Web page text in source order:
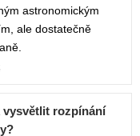
astronomickým
ale dostatečně
vysvětlit rozpínání